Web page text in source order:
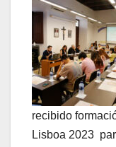
recibido
Lisboa 2023